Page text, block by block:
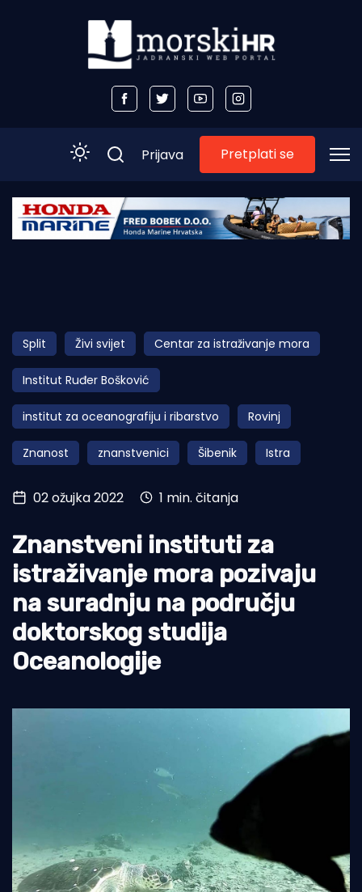
Početna
Obala
Otoci
Turizam i nautika
Pomorstvo
Ribolov
Ekologija
Prijava Pretplati se
Split Živi svijet Centar za istraživanje mora
Institut Ruđer Bošković
institut za oceanografiju i ribarstvo Rovinj
Znanost znanstvenici Šibenik Istra
02 ožujka 2022 1 min. čitanja
Znanstveni instituti za
istraživanje mora pozivaju
na suradnju na području
doktorskog studija
Oceanologije